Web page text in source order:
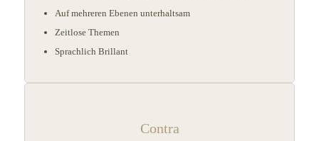
Auf mehreren Ebenen unterhaltsam
Zeitlose Themen
Sprachlich Brillant
Contra